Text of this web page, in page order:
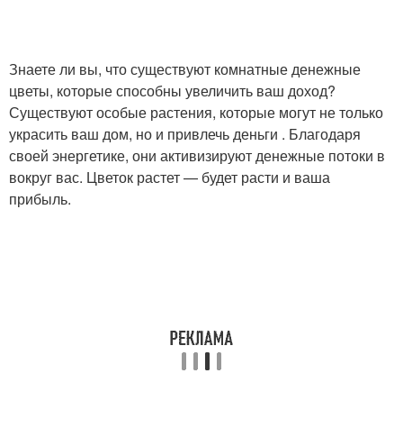
Знаете ли вы, что существуют комнатные денежные
цветы, которые способны увеличить ваш доход?
Существуют особые растения, которые могут не только
украсить ваш дом, но и привлечь деньги . Благодаря
своей энергетике, они активизируют денежные потоки в
вокруг вас. Цветок растет — будет расти и ваша
прибыль.